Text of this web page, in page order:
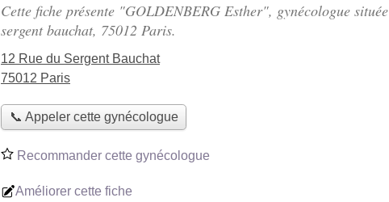
Cette fiche présente "GOLDENBERG Esther", gynécologue située
sergent bauchat, 75012 Paris.
12 Rue du Sergent Bauchat
75012 Paris
📞 Appeler cette gynécologue
Recommander cette gynécologue
Améliorer cette fiche